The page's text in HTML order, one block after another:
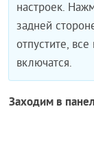
настроек.
задней
отпустите,
включатся.
Заходим в